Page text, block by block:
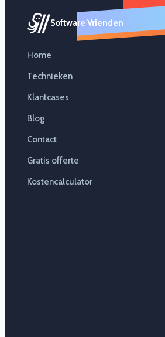
Software Vrienden
Home
Technieken
Klantcases
Blog
Contact
Gratis offerte
Kostencalculator